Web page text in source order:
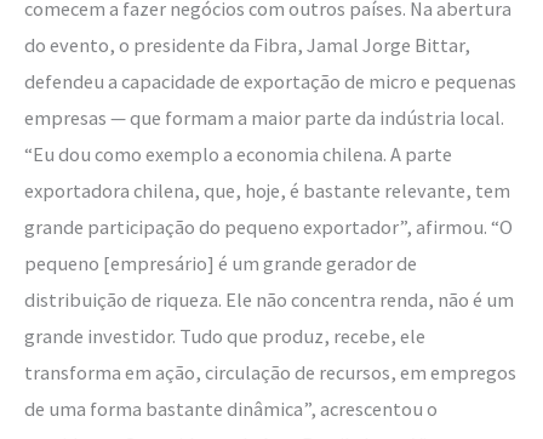
comecem a fazer negócios com outros países. Na abertura
do evento, o presidente da Fibra, Jamal Jorge Bittar,
defendeu a capacidade de exportação de micro e pequenas
empresas — que formam a maior parte da indústria local.
“Eu dou como exemplo a economia chilena. A parte
exportadora chilena, que, hoje, é bastante relevante, tem
grande participação do pequeno exportador”, afirmou. “O
pequeno [empresário] é um grande gerador de
distribuição de riqueza. Ele não concentra renda, não é um
grande investidor. Tudo que produz, recebe, ele
transforma em ação, circulação de recursos, em empregos
de uma forma bastante dinâmica”, acrescentou o